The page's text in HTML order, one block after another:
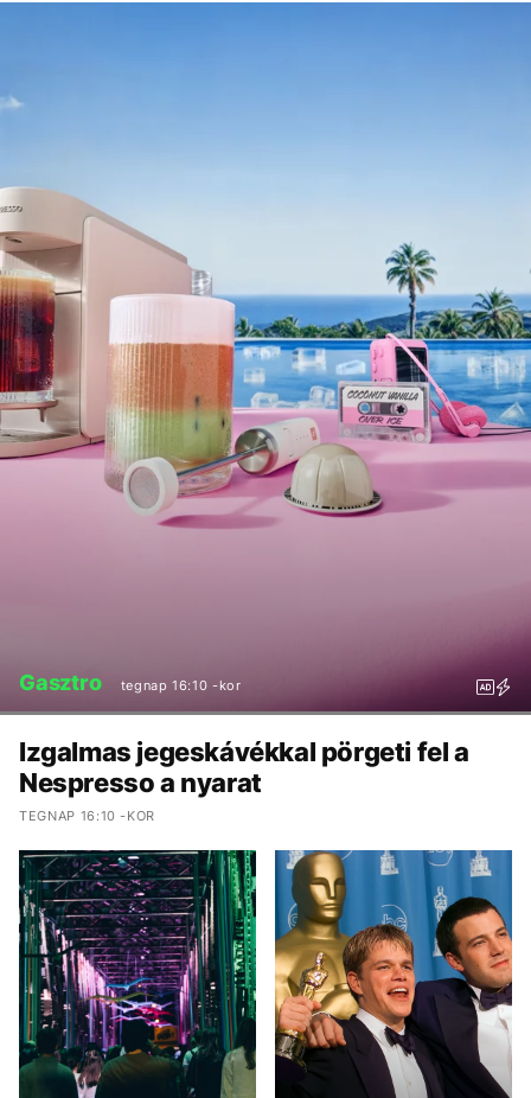
Gasztro tegnap 16:10 -kor
Izgalmas jegeskávékkal pörgeti fel a
Nespresso a nyarat
TEGNAP 16:10 -KOR